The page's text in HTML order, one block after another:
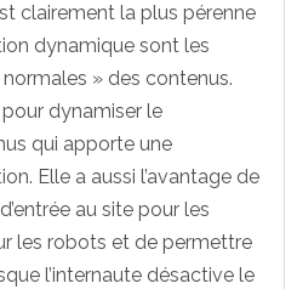
clairement la plus pérenne
dynamique sont les
» des contenus.
pour dynamiser le
qui apporte une
Elle a aussi l’avantage de
au site pour les
les robots et de permettre
l’internaute désactive le